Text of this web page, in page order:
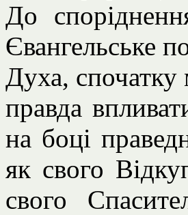
До
Євангельське
Духа, спочатку
правда
на боці
як свого
свого